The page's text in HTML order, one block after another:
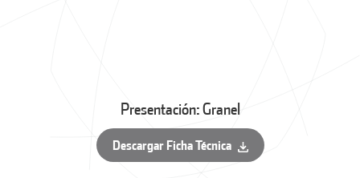
Presentación: Granel
Descargar Ficha Técnica